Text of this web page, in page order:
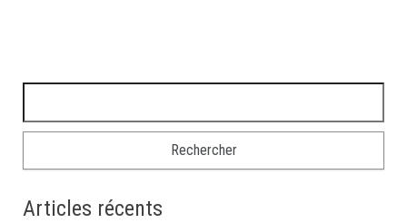
Articles récents